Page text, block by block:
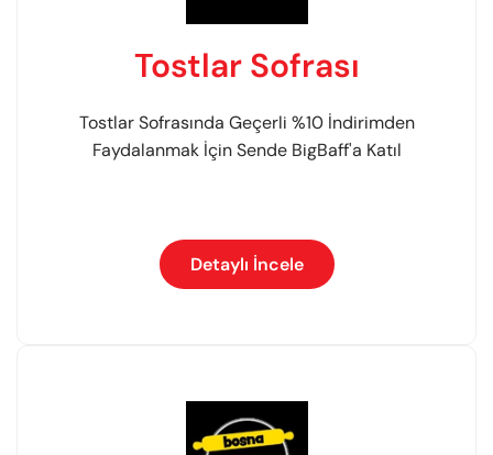
Tostlar Sofrası
Tostlar Sofrasında Geçerli %10 İndirimden
Faydalanmak İçin Sende BigBaff'a Katıl
Detaylı İncele